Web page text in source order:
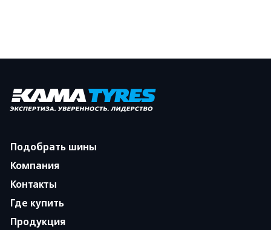
Подобрать шины
Компания
Контакты
Где купить
Продукция